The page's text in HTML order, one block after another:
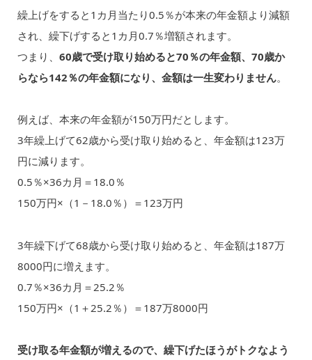
繰上げをすると1カ月当たり0.5％が本来の年金額より減額
され、繰下げすると1カ月0.7％増額されます。
つまり、 60歳で受け取り始めると70％の年金額、70歳か
らなら142％の年金額になり、金額は一生変わりません。
例えば、本来の年金額が150万円だとします。
3年繰上げて62歳から受け取り始めると、年金額は123万
円に減ります。
0.5％×36カ月＝18.0％
150万円×（1－18.0％）＝123万円
3年繰下げて68歳から受け取り始めると、年金額は187万
8000円に増えます。
0.7％×36カ月＝25.2％
150万円×（1＋25.2％）＝187万8000円
受け取る年金額が増えるので、繰下げたほうがトクなよう